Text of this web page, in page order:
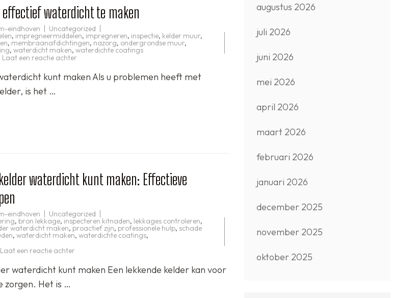
waterdicht te maken
eindhoven Uncategorized
, impregneermiddelen, impregneren, inspectie, kelder muur,
, membraanafdichtingen, nazorg, ondergrondse muur,
, waterdicht maken, waterdichte coatings
Laat een reactie achter
uw
kelder
kunt maken Als u problemen heeft met
is het …
waterdicht kunt maken: Effectieve
eindhoven Uncategorized
, bron lekkage, inspecteren kitnaden, lekkages controleren,
waterdicht maken, proactief zijn, professionele hulp, schade
, waterdicht maken, waterdichte coatings,
Laat een reactie achter
een
waterdicht kunt maken Een lekkende kelder kan voor
zorgen. Het is …
augustus 2026
juli 2026
juni 2026
mei 2026
april 2026
maart 2026
februari 2026
januari 2026
december 2025
november 2025
oktober 2025